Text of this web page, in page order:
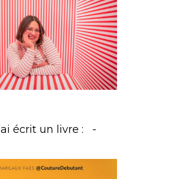
écrit un livre :